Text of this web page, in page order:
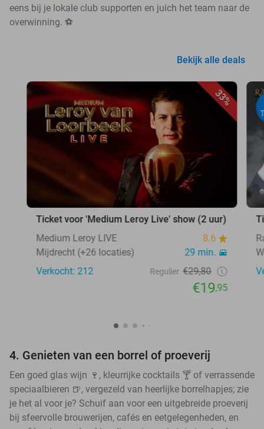
eens bij je lokale club supporten en juich het team naar de
overwinning. ⚽
Bekijk alle deals
33%
Ticket voor 'Medium Leroy Live' show (2 uur)
Medium Leroy LIVE
8.6
Mijdrecht (+26 locaties)
29 min.
Verkocht: 212
Regulier €29,80
€19,95
4. Genieten van een borrel of proeverij
Een goed glas wijn 🍷, kleurrijke cocktails 🍸 of verrassende
speciaalbieren 🍺, vergezeld van heerlijke borrelhapjes; zie
je het al voor je? Schuif aan voor een uitgebreide proeverij
bij sfeervolle brouwerijen, cafés en eetgelegenheden, en